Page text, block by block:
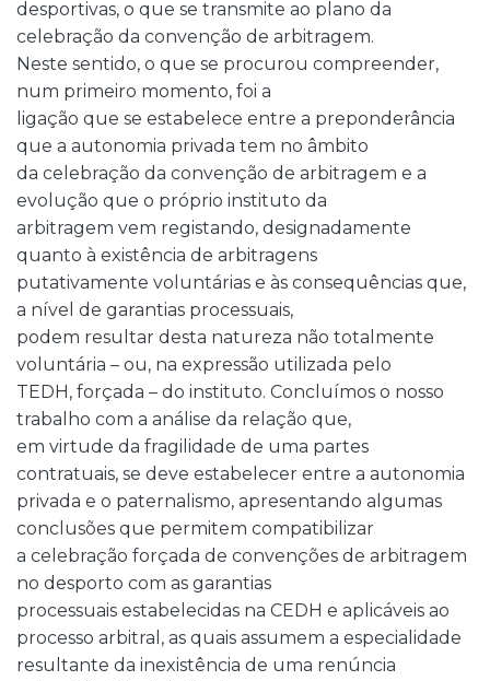
desportivas, o que se transmite ao plano da
celebração da convenção de arbitragem.
Neste sentido, o que se procurou compreender,
num primeiro momento, foi a
ligação que se estabelece entre a preponderância
que a autonomia privada tem no âmbito
da celebração da convenção de arbitragem e a
evolução que o próprio instituto da
arbitragem vem registando, designadamente
quanto à existência de arbitragens
putativamente voluntárias e às consequências que,
a nível de garantias processuais,
podem resultar desta natureza não totalmente
voluntária – ou, na expressão utilizada pelo
TEDH, forçada – do instituto. Concluímos o nosso
trabalho com a análise da relação que,
em virtude da fragilidade de uma partes
contratuais, se deve estabelecer entre a autonomia
privada e o paternalismo, apresentando algumas
conclusões que permitem compatibilizar
a celebração forçada de convenções de arbitragem
no desporto com as garantias
processuais estabelecidas na CEDH e aplicáveis ao
processo arbitral, as quais assumem a especialidade
resultante da inexistência de uma renúncia